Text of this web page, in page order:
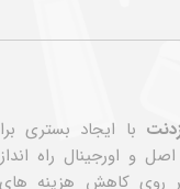
با ایجاد بستری
اصل و اورجینال راه
روی کاهش هزینه